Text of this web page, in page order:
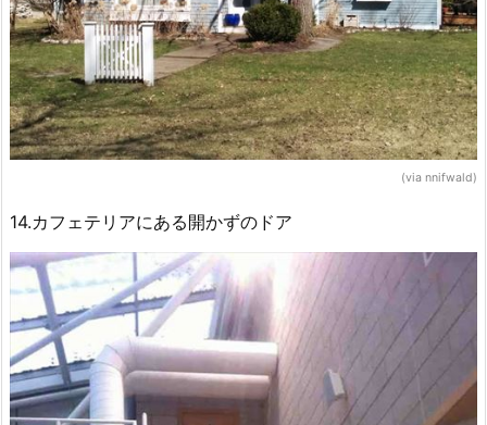
(via nnifwald)
14.カフェテリアにある開かずのドア